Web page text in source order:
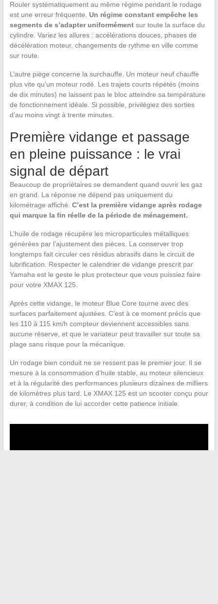
Rouler systématiquement au même régime pendant le rodage
est une erreur fréquente. Un régime constant empêche les
segments de s’adapter uniformémentsur toute la surface du
cylindre. Variez les allures : accélérations douces, phases de
décélération moteur, changements de rythme en ville comme
sur route.
L’autre piège concerne la surchauffe. Un moteur neuf chauffe
plus vite qu’un moteur rodé. Les trajets courts répétés (moins
de dix minutes) ne laissent pas le bloc atteindre sa température
de fonctionnement idéale. Si possible, privilégiez des sorties
d’au moins vingt à trente minutes.
Première vidange et passage
en pleine puissance : le vrai
signal de départ
Beaucoup de propriétaires se demandent quand ouvrir les gaz
en grand. La réponse ne dépend pas uniquement du
kilométrage affiché. C’est la première vidange après rodage
qui marque la fin réelle de la période de ménagement.
L’huile de rodage récupère les microparticules métalliques
générées par l’ajustement des pièces. La conserver trop
longtemps fait circuler ces résidus abrasifs dans le circuit de
lubrification. Respecter le calendrier de vidange prescrit par
Yamaha est le geste le plus protecteur que vous puissiez faire
pour votre XMAX 125.
Après cette vidange, le moteur Blue Core tourne avec des
surfaces parfaitement ajustées. C’est à ce moment précis que
les 110 à 115 km/h compteur deviennent accessibles sans
aucune réserve, et que le variateur peut travailler sur toute sa
plage sans risque pour la mécanique.
Un rodage bien conduit ne se ressent pas le premier jour. Il se
mesure à la consommation d’huile stable, au moteur silencieux
et à la régularité des performances plusieurs dizaines de milliers
de kilomètres plus tard. Le XMAX 125 est un scooter conçu pour
durer, à condition de lui accorder cette patience initiale.